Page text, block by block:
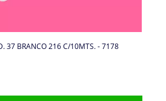
37 BRANCO 216 C/10MTS. - 7178